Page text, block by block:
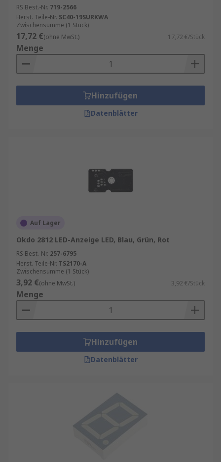
RS Best.-Nr. 719-2566
Herst. Teile-Nr. SC40-19SURKWA
Zwischensumme (1 Stück)
17,72 €(ohne MwSt.) 17,72 €/Stück
Menge
Hinzufügen
Datenblätter
Auf Lager
Okdo 2812 LED-Anzeige LED, Blau, Grün, Rot
RS Best.-Nr. 257-6795
Herst. Teile-Nr. TS2170-A
Zwischensumme (1 Stück)
3,92 €(ohne MwSt.) 3,92 €/Stück
Menge
Hinzufügen
Datenblätter